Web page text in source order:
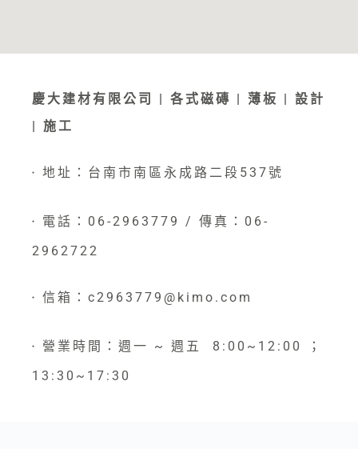
慶大建材有限公司 | 各式磁磚 | 薄板 | 設計
| 施工
● 地址：台南市南區永成路二段537號
●
電話：06-2963779 / 傳真：06-
2962722
● 信箱：c2963779@kimo.com
●
營業時間：週一 ~ 週五 8:00~12:00 ；
13:30~17:30